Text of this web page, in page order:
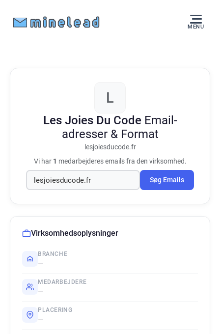
MENU
L
Les Joies Du Code Email-
adresser & Format
lesjoiesducode.fr
Vi har 1 medarbejderes emails fra den virksomhed.
Søg Emails
Virksomhedsoplysninger
BRANCHE
—
MEDARBEJDERE
—
PLACERING
—